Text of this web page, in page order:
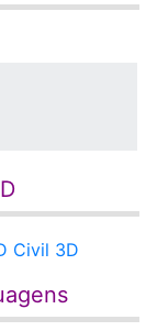
Civil 3D